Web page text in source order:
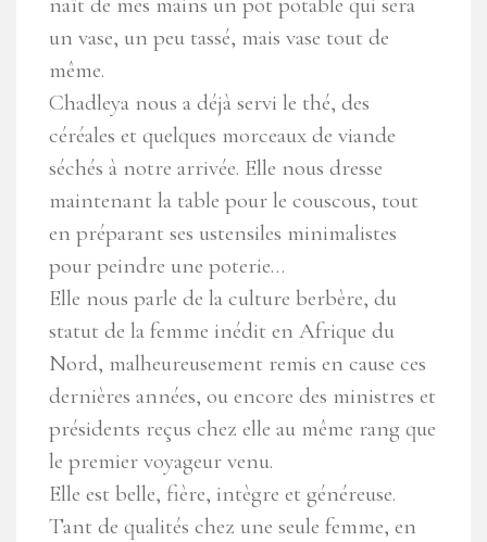
un vase, un peu tassé, mais vase tout de
même.
Chadleya nous a déjà servi le thé, des
céréales et quelques morceaux de viande
séchés à notre arrivée. Elle nous dresse
maintenant la table pour le couscous, tout
en préparant ses ustensiles minimalistes
pour peindre une poterie…
Elle nous parle de la culture berbère, du
statut de la femme inédit en Afrique du
Nord, malheureusement remis en cause ces
dernières années, ou encore des ministres et
présidents reçus chez elle au même rang que
le premier voyageur venu.
Elle est belle, fière, intègre et généreuse.
Tant de qualités chez une seule femme, en